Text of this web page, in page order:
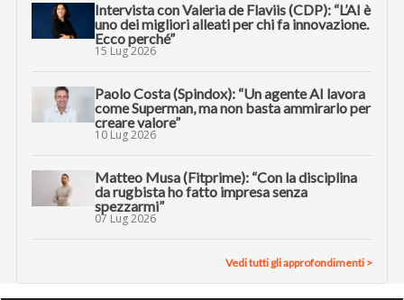
Intervista con Valeria de Flaviis (CDP): “L’AI è
uno dei migliori alleati per chi fa innovazione.
Ecco perché”
15 Lug 2026
Paolo Costa (Spindox): “Un agente AI lavora
come Superman, ma non basta ammirarlo per
creare valore”
10 Lug 2026
Matteo Musa (Fitprime): “Con la disciplina
da rugbista ho fatto impresa senza
spezzarmi”
07 Lug 2026
Vedi tutti gli approfondimenti >